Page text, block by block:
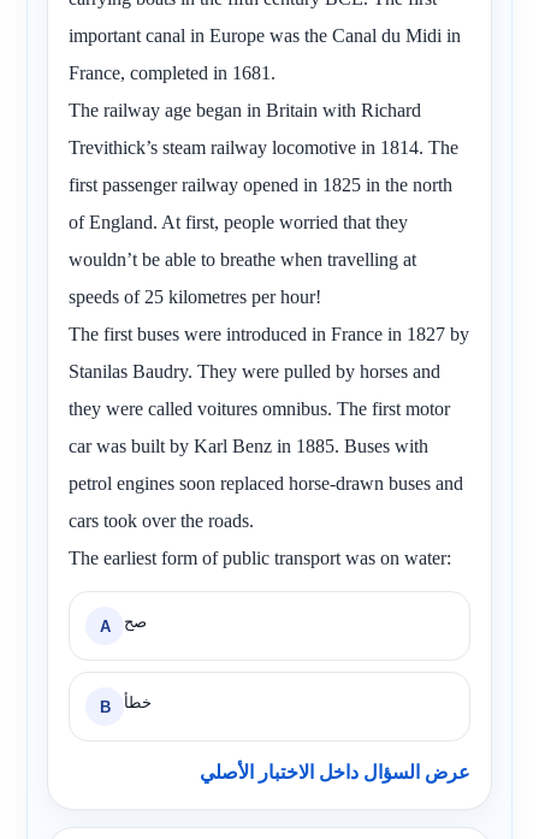
important canal in Europe was the Canal du Midi in
France, completed in 1681.
The railway age began in Britain with Richard
Trevithick’s steam railway locomotive in 1814. The
first passenger railway opened in 1825 in the north
of England. At first, people worried that they
wouldn’t be able to breathe when travelling at
speeds of 25 kilometres per hour!
The first buses were introduced in France in 1827 by
Stanilas Baudry. They were pulled by horses and
they were called voitures omnibus. The first motor
car was built by Karl Benz in 1885. Buses with
petrol engines soon replaced horse-drawn buses and
cars took over the roads.
The earliest form of public transport was on water:
A صح
B خطأ
عرض السؤال داخل الاختبار الأصلي